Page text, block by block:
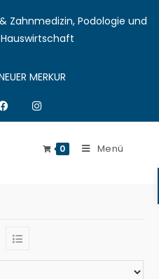
Zahnmedizin, Podologie und
MERKUR
0 Menü